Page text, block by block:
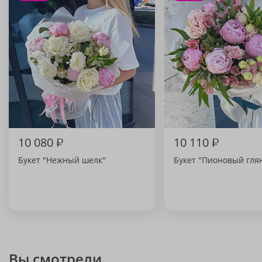
10 080₽
Букет "Нежный шелк"
10 110₽
Букет "Пионовый